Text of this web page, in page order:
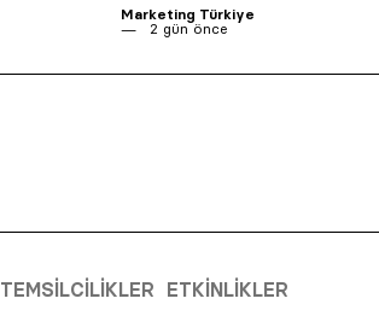
Marketing Türkiye
2 gün önce
TEMSILCILIKLER ETKINLIKLER